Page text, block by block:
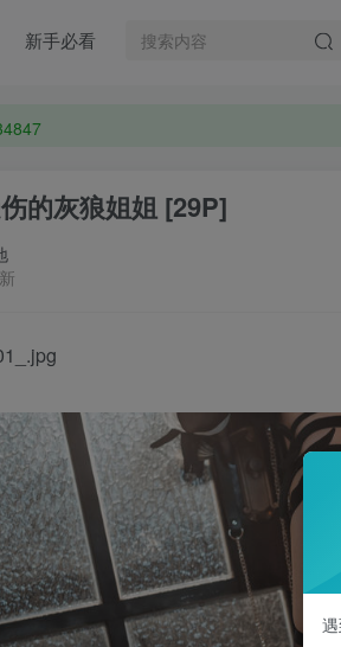
新手必看
品，请在搜索框搜索
的灰狼姐姐 [29P]